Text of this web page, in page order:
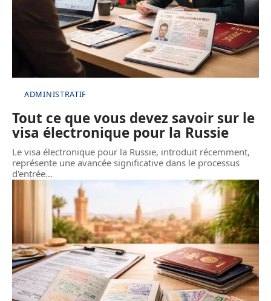
ADMINISTRATIF
Tout ce que vous devez savoir sur le
visa électronique pour la Russie
Le visa électronique pour la Russie, introduit récemment,
représente une avancée significative dans le processus
d'entrée…